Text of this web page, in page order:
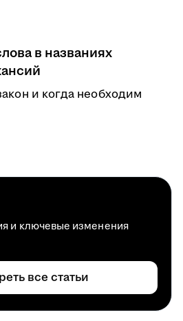
в названиях
и когда необходим
и ключевые изменения
все статьи